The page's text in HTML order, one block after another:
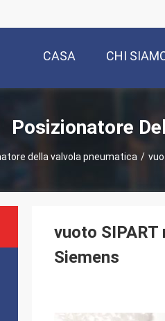
CASA CHI
Posizionatore
della valvola pneumatica /
vuoto
Siemens